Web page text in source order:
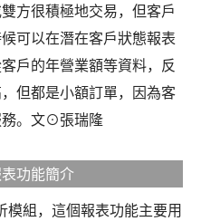
方很積極地交易，但客戶
可以在潛在客戶狀態報表
戶的年營業額等資料，反
但都是小額訂單，因為客
務。文⊙張瑞隆
功能簡介
模組，這個報表功能主要用